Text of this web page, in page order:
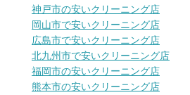
神戸市の安いクリーニング店
岡山市で安いクリーニング店
広島市で安いクリーニング店
北九州市で安いクリーニング店
福岡市の安いクリーニング店
熊本市の安いクリーニング店